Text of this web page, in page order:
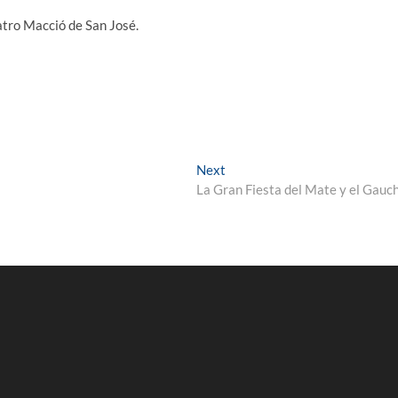
Macció de San José.
Next
post:
La Gran Fiesta del Mate y el